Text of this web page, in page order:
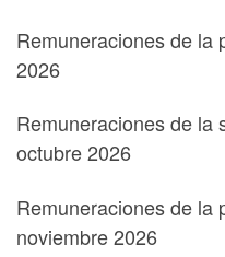
Remuneraciones de la
2026
Remuneraciones de la
octubre 2026
Remuneraciones de la
noviembre 2026